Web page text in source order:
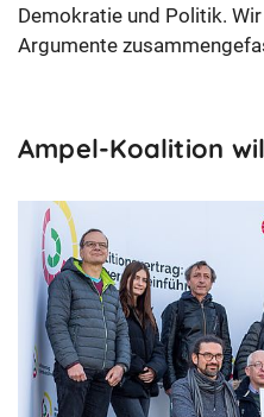
Demokratie und Politik.
Argumente
Ampel-Koalition